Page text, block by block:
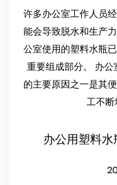
许多办公室工作人员
能会导致脱水和生产
公室使用的塑料水瓶
重要组成部分。 办
的主要原因之一是其
工不断
办公用塑料